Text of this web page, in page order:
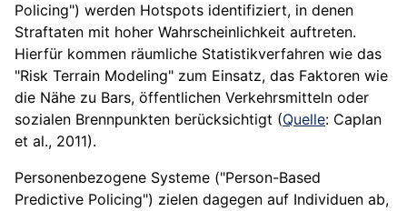
Policing") werden Hotspots identifiziert, in denen
Straftaten mit hoher Wahrscheinlichkeit auftreten.
Hierfür kommen räumliche Statistikverfahren wie das
"Risk Terrain Modeling" zum Einsatz, das Faktoren wie
die Nähe zu Bars, öffentlichen Verkehrsmitteln oder
sozialen Brennpunkten berücksichtigt (Quelle: Caplan
et al., 2011).
Personenbezogene Systeme ("Person-Based
Predictive Policing") zielen dagegen auf Individuen ab,